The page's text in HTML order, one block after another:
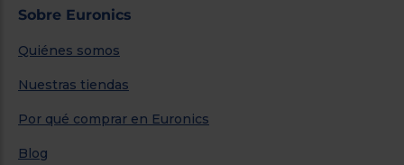
Sobre Euronics
Quiénes somos
Nuestras tiendas
Por qué comprar en Euronics
Blog